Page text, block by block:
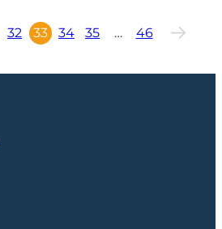
32 33 34 35 … 46